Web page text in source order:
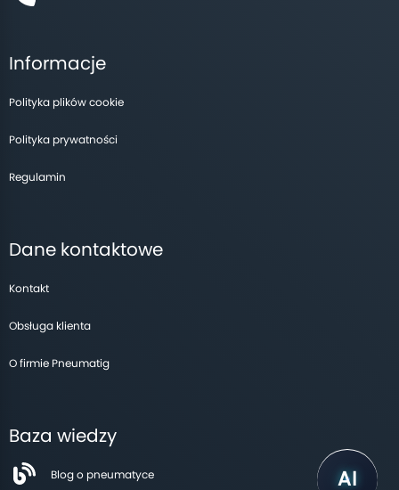
Informacje
Polityka plików cookie
Polityka prywatności
Regulamin
Dane kontaktowe
Kontakt
Obsługa klienta
O firmie Pneumatig
Baza wiedzy
Blog o pneumatyce